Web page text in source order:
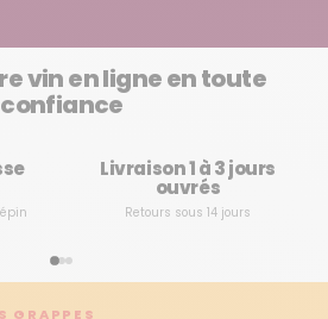
vin en ligne en toute
confiance
Livraison 1 à 3 jours
ouvrés
Retours sous 14 jours
GRAPPES